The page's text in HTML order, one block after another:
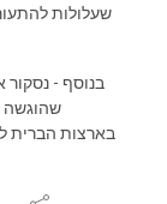
שעלולות
בנוסף -
שהוגשה
בארצות הברית